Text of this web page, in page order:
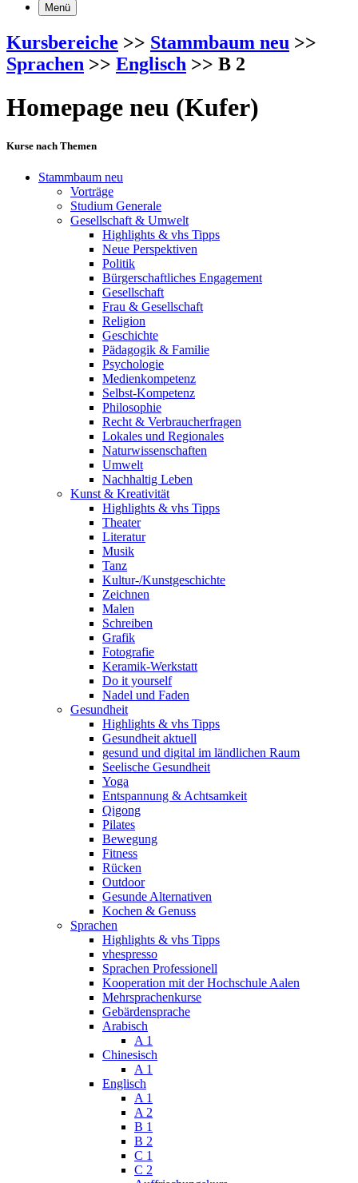
Menü
Kursbereiche >> Stammbaum neu >>
Sprachen >> Englisch >> B 2
Homepage neu (Kufer)
Kurse nach Themen
Stammbaum neu
Vorträge
Studium Generale
Gesellschaft & Umwelt
Highlights & vhs Tipps
Neue Perspektiven
Politik
Bürgerschaftliches Engagement
Gesellschaft
Frau & Gesellschaft
Religion
Geschichte
Pädagogik & Familie
Psychologie
Medienkompetenz
Selbst-Kompetenz
Philosophie
Recht & Verbraucherfragen
Lokales und Regionales
Naturwissenschaften
Umwelt
Nachhaltig Leben
Kunst & Kreativität
Highlights & vhs Tipps
Theater
Literatur
Musik
Tanz
Kultur-/Kunstgeschichte
Zeichnen
Malen
Schreiben
Grafik
Fotografie
Keramik-Werkstatt
Do it yourself
Nadel und Faden
Gesundheit
Highlights & vhs Tipps
Gesundheit aktuell
gesund und digital im ländlichen Raum
Seelische Gesundheit
Yoga
Entspannung & Achtsamkeit
Qigong
Pilates
Bewegung
Fitness
Rücken
Outdoor
Gesunde Alternativen
Kochen & Genuss
Sprachen
Highlights & vhs Tipps
vhespresso
Sprachen Professionell
Kooperation mit der Hochschule Aalen
Mehrsprachenkurse
Gebärdensprache
Arabisch
A 1
Chinesisch
A 1
Englisch
A 1
A 2
B 1
B 2
C 1
C 2